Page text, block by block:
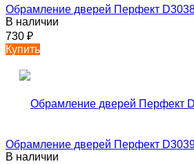
Обрамление дверей Перфект
В наличии
730 ₽
Купить
Обрамление дверей Перфект
В наличии